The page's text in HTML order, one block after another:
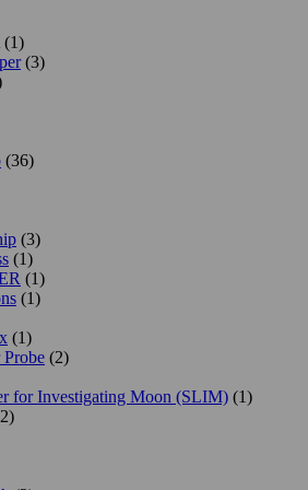
(1)
(3)
(36)
(3)
(1)
(1)
(1)
(1)
Probe (2)
for Investigating Moon (SLIM) (1)